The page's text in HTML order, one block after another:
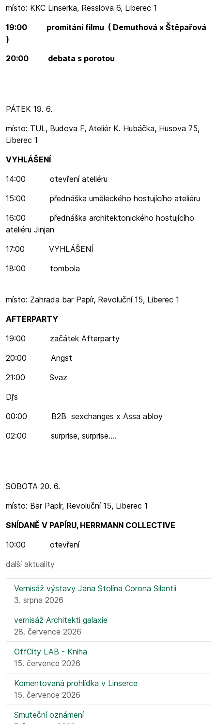
místo: KKC Linserka, Resslova 6, Liberec 1
19:00 promítání filmu ( Demuthová x Štěpařová
)
20:00 debata s porotou
PÁTEK 19. 6.
místo: TUL, Budova F, Ateliér K. Hubáčka, Husova 75,
Liberec 1
VYHLÁŠENÍ
14:00 otevření ateliéru
15:00 přednáška uměleckého hostujícího ateliéru
16:00 přednáška architektonického hostujícího
ateliéru Jinjan
17:00 VYHLÁŠENÍ
18:00 tombola
místo: Zahrada bar Papír, Revoluční 15, Liberec 1
AFTERPARTY
19:00 začátek Afterparty
20:00 Angst
21:00 Svaz
Dj’s
00:00 B2B sexchanges x Assa abloy
02:00 surprise, surprise….
SOBOTA 20. 6.
místo: Bar Papír, Revoluční 15, Liberec 1
SNÍDANĚ V PAPÍRU, HERRMANN COLLECTIVE
10:00 otevření
další aktuality
Vernisáž výstavy Jana Stolína Corona Silentii
3. srpna 2026
vernisáž Architekti galaxie
28. července 2026
OffCity LAB - Kniha
15. července 2026
Komentovaná prohlídka v Linserce
15. července 2026
Smuteční oznámení